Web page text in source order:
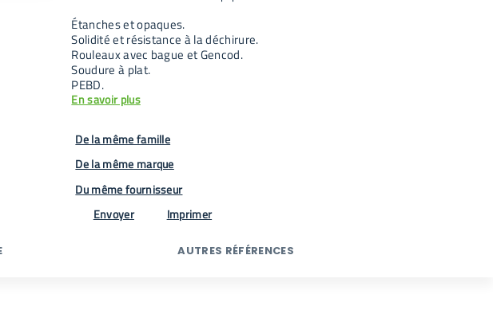
Étanches et opaques.
Solidité et résistance à la déchirure.
Rouleaux avec bague et Gencod.
Soudure à plat.
PEBD.
En savoir plus
De la même famille
De la même marque
Du même fournisseur
Envoyer
Imprimer
AUTRES RÉFÉRENCES